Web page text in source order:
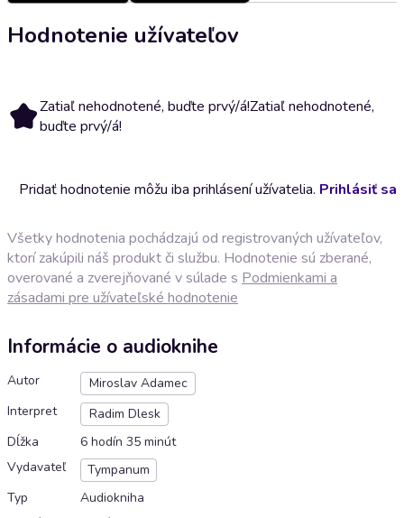
Hodnotenie užívateľov
Zatiaľ nehodnotené, buďte prvý/á!Zatiaľ nehodnotené,
buďte prvý/á!
Pridať hodnotenie môžu iba prihlásení užívatelia. Prihlásiť sa
Všetky hodnotenia pochádzajú od registrovaných užívateľov,
ktorí zakúpili náš produkt či službu. Hodnotenie sú zberané,
overované a zverejňované v súlade s Podmienkami a
zásadami pre užívateľské hodnotenie
Informácie o audioknihe
Autor
Miroslav Adamec
Interpret
Radim Dlesk
Dĺžka
6 hodín 35 minút
Vydavateľ
Tympanum
Typ
Audiokniha